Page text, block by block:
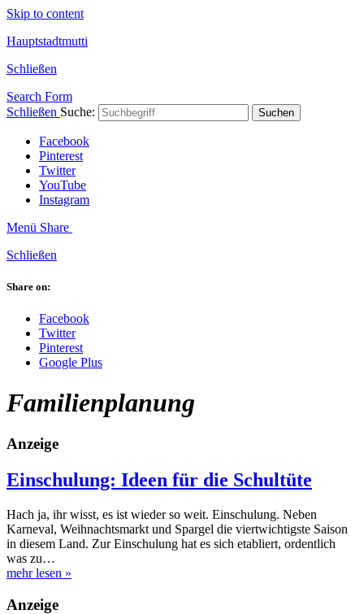
Skip to content
Hauptstadtmutti
Schließen
Search Form
Schließen Suche: Suchen
Facebook
Pinterest
Twitter
YouTube
Instagram
Menü Share
Schließen
Share on:
Facebook
Twitter
Pinterest
Google Plus
Familienplanung
Anzeige
Einschulung: Ideen für die Schultüte
Hach ja, ihr wisst, es ist wieder so weit. Einschulung. Neben
Karneval, Weihnachtsmarkt und Spargel die viertwichtigste Saison
in diesem Land. Zur Einschulung hat es sich etabliert, ordentlich
was zu…
mehr lesen »
Anzeige